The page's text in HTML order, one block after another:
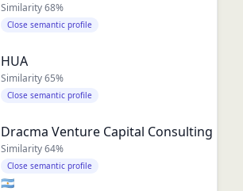
Similarity68%
Close semantic profile
HUA
Similarity65%
Close semantic profile
Dracma Venture Capital Consulting
Similarity64%
Close semantic profile
🇦🇷